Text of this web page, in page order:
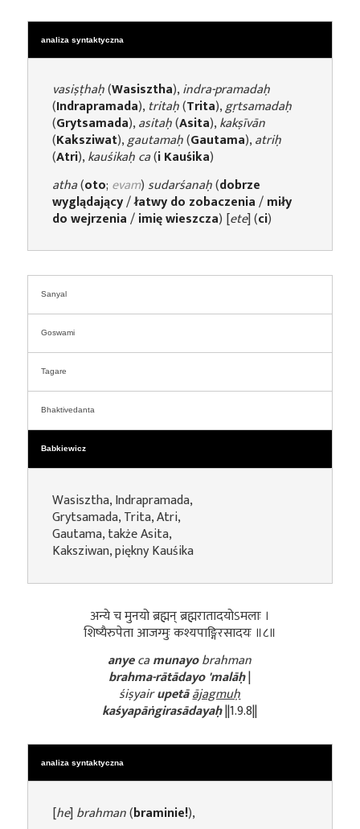
analiza syntaktyczna
vasiṣṭhaḥ(Wasisztha),indra-pramadaḥ
(Indrapramada), tritaḥ(Trita),gṛtsamadaḥ
(Grytsamada),asitaḥ(Asita),kakṣīvān
(Kaksziwat),gautamaḥ(Gautama),atriḥ
(Atri),kauśikaḥ ca(i Kauśika)
atha(oto; evam)sudarśanaḥ(dobrze
wyglądający/łatwy do zobaczenia/miły
do wejrzenia/imię wieszcza) [ete] (ci)
Sanyal
Goswami
Tagare
Bhaktivedanta
Babkiewicz
Wasisztha, Indrapramada,
Grytsamada, Trita, Atri,
Gautama, także Asita,
Kaksziwan, piękny Kauśika
अन्ये च मुनयो ब्रह्मन् ब्रह्मरातादयोऽमलाः ।
शिष्यैरुपेता आजग्मुः कश्यपाङ्गिरसादयः ॥८॥
anyecamunayobrahman
brahma-rātādayo 'malāḥ|
śiṣyairupetāājagmuḥ
kaśyapāṅgirasādayaḥ||1.9.8||
analiza syntaktyczna
[he]brahman(braminie!),